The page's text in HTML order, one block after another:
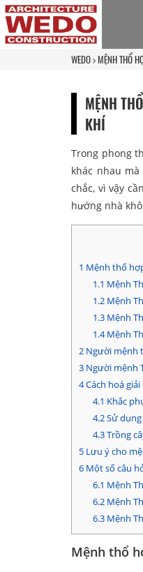
WEDO MỆNH THỔ
MỆNH
KHÍ
Trong phong
khác nhau
chắc, vì vậy
hướng nhà
1 Mệnh thổ
1.1 Mệnh
1.2Mệnh
1.3Mệnh
1.4Mệnh
2 Người mệnh
3 Người mệnh
4Cách hoá
4.1 Khắc
4.2Sử dụng
4.3Trồng
5 Lưu ý cho
6 Một số câu
6.1 Mệnh
6.2Mệnh
6.3Mệnh
Mệnh thổ